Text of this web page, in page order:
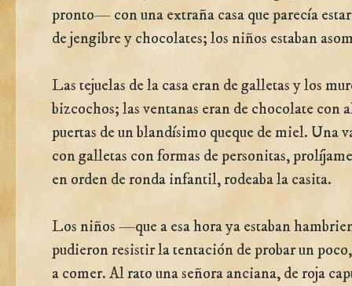
pronto— con una extraña casa que parecía
de jengibre y chocolates; los niños estaban
Las tejuelas de la casa eran de galletas y los
bizcochos; las ventanas eran de chocolate con
puertas de un blandísimo queque de miel. Una
con galletas con formas de personitas,
en orden de ronda infantil, rodeaba la casita.
Los niños —que a esa hora ya estaban
pudieron resistir la tentación de probar un
a comer. Al rato una señora anciana, de roja